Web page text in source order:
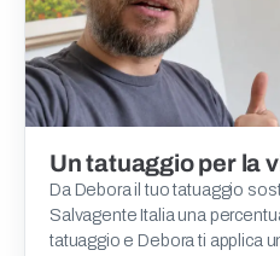
Un tatuaggio per la
Da Debora il tuo tatuaggio
Salvagente Italia una
tatuaggio e Debora ti applica